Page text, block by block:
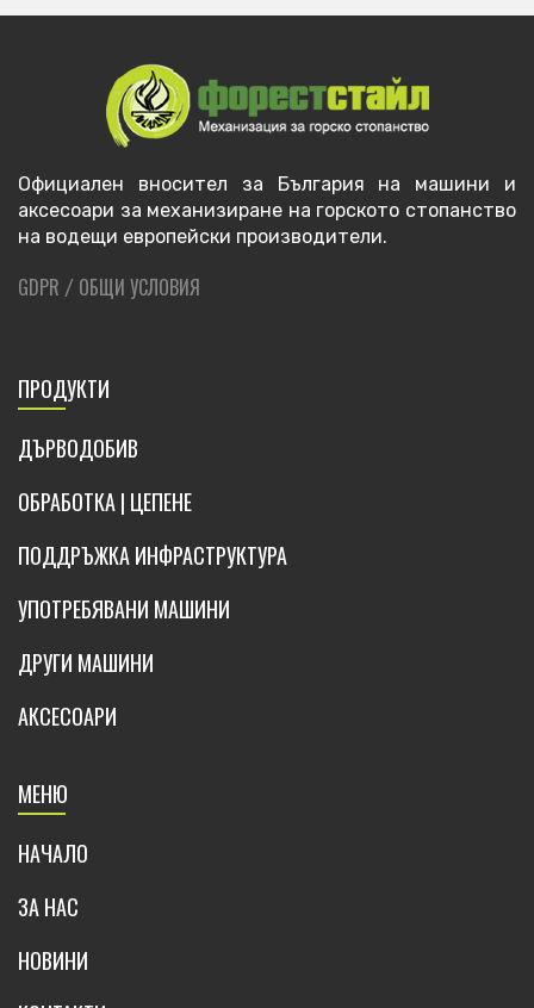
Официален вносител за България на машини и
аксесоари за механизиране на горското стопанство
на водещи европейски производители.
GDPR / ОБЩИ УСЛОВИЯ
ПРОДУКТИ
ДЪРВОДОБИВ
ОБРАБОТКА | ЦЕПЕНЕ
ПОДДРЪЖКА ИНФРАСТРУКТУРА
УПОТРЕБЯВАНИ МАШИНИ
ДРУГИ МАШИНИ
АКСЕСОАРИ
МЕНЮ
НАЧАЛО
ЗА НАС
НОВИНИ